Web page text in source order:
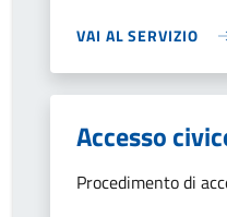
VAI AL SERVIZIO
Accesso
Procedimento di